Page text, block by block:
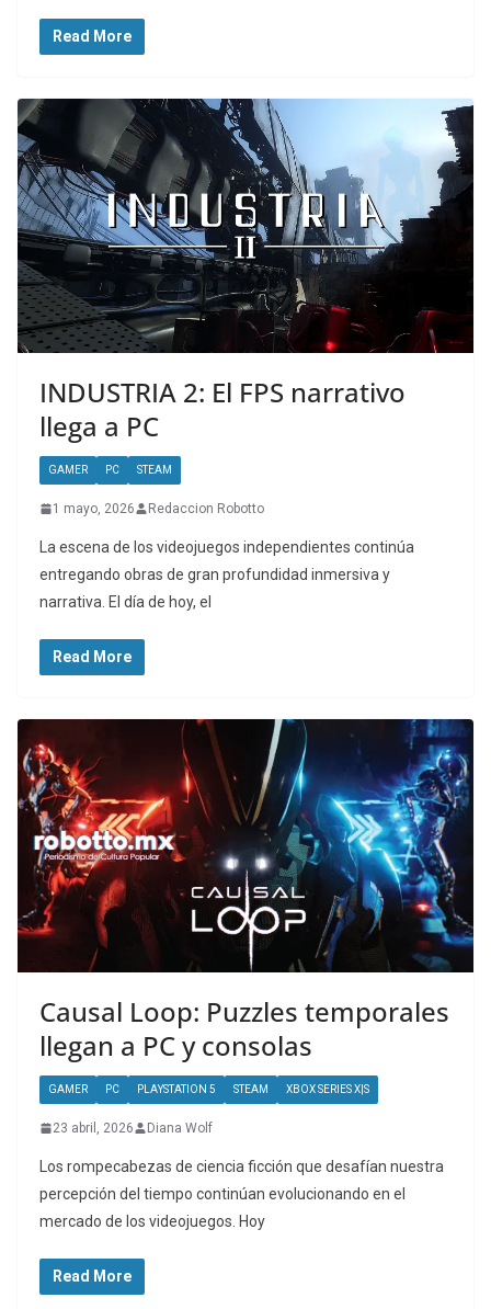
Read More
INDUSTRIA 2: El FPS narrativo
llega a PC
GAMER PC STEAM
1 mayo, 2026 Redaccion Robotto
La escena de los videojuegos independientes continúa
entregando obras de gran profundidad inmersiva y
narrativa. El día de hoy, el
Read More
Causal Loop: Puzzles temporales
llegan a PC y consolas
GAMER PC PLAYSTATION 5 STEAM XBOX SERIES X|S
23 abril, 2026 Diana Wolf
Los rompecabezas de ciencia ficción que desafían nuestra
percepción del tiempo continúan evolucionando en el
mercado de los videojuegos. Hoy
Read More